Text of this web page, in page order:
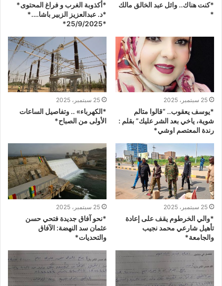
*كنت هناك.. وائل عبد الخالق مالك
*
*أكذوبة الغرب و فراغ المحتوى*
*د. عبدالعزيز الزبير باشا….*
*25/9/2025*
25 سبتمبر، 2025
*يوسف يعقوب.. “قالوا متالم
شوية، ياخي بعد الشر عليك” بقلم :
رندة المعتصم اوشي*
25 سبتمبر، 2025
*الكهرباء» .. وتفاصيل الساعات
الأولى من الصباح*
25 سبتمبر، 2025
*والي الخرطوم يقف على إعادة
تأهيل شارعي محمد نجيب
والجامعة*
25 سبتمبر، 2025
*نحو آفاق جديدة فتحي حسن
عثمان سد النهضة: الآفاق
والتحديات*